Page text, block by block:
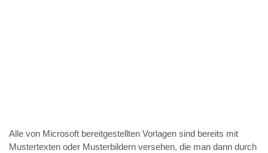
Alle von Microsoft bereitgestellten Vorlagen sind bereits mit
Mustertexten oder Musterbildern versehen, die man dann durch